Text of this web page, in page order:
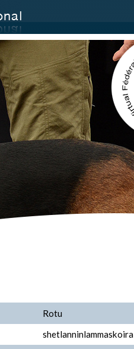
Rotu
shetlanninlammaskoira